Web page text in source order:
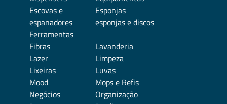
Escovas e
espanadores
Esponjas
esponjas e discos
Ferramentas
Fibras
Lavanderia
Lazer
Limpeza
Lixeiras
Luvas
Mood
Mops e Refis
Negócios
Organização